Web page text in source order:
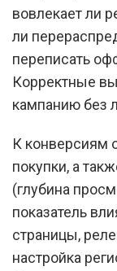
вовлекает ли
ли
переписать
Корректные
кампанию без
К конверсиям
покупки, а
(глубина
показатель
страницы,
настройка